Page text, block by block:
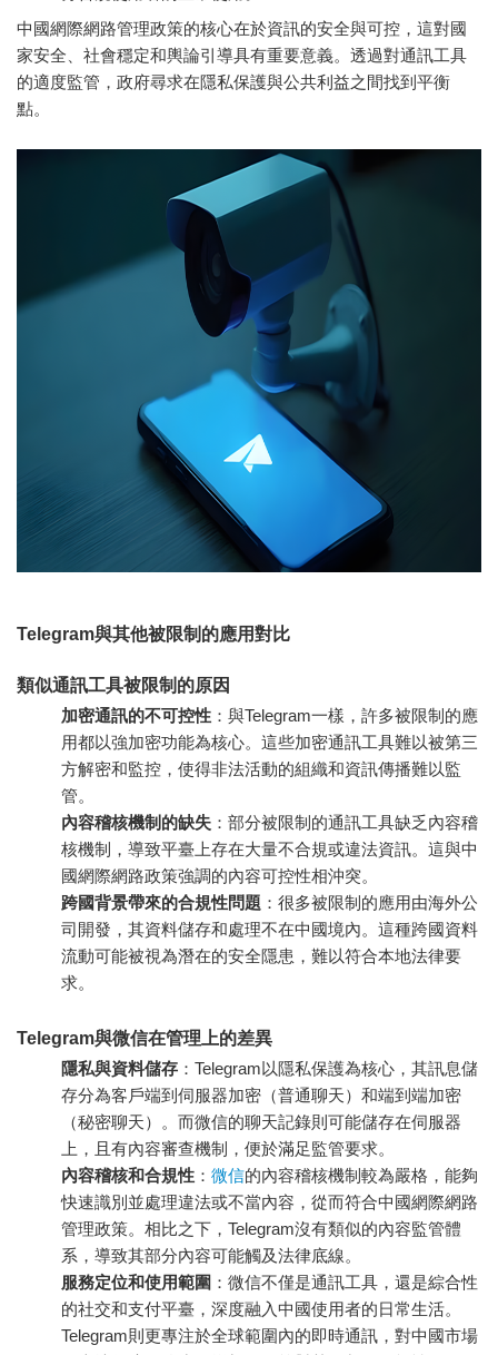
中國網際網路管理政策的核心在於資訊的安全與可控，這對國
家安全、社會穩定和輿論引導具有重要意義。透過對通訊工具
的適度監管，政府尋求在隱私保護與公共利益之間找到平衡
點。
Telegram與其他被限制的應用對比
類似通訊工具被限制的原因
加密通訊的不可控性 ：與Telegram一樣，許多被限制的應
用都以強加密功能為核心。這些加密通訊工具難以被第三
方解密和監控，使得非法活動的組織和資訊傳播難以監
管。
內容稽核機制的缺失 ：部分被限制的通訊工具缺乏內容稽
核機制，導致平臺上存在大量不合規或違法資訊。這與中
國網際網路政策強調的內容可控性相沖突。
跨國背景帶來的合規性問題 ：很多被限制的應用由海外公
司開發，其資料儲存和處理不在中國境內。這種跨國資料
流動可能被視為潛在的安全隱患，難以符合本地法律要
求。
Telegram與微信在管理上的差異
隱私與資料儲存 ：Telegram以隱私保護為核心，其訊息儲
存分為客戶端到伺服器加密（普通聊天）和端到端加密
（秘密聊天）。而微信的聊天記錄則可能儲存在伺服器
上，且有內容審查機制，便於滿足監管要求。
內容稽核和合規性 ： 微信的內容稽核機制較為嚴格，能夠
快速識別並處理違法或不當內容，從而符合中國網際網路
管理政策。相比之下，Telegram沒有類似的內容監管體
系，導致其部分內容可能觸及法律底線。
服務定位和使用範圍 ：微信不僅是通訊工具，還是綜合性
的社交和支付平臺，深度融入中國使用者的日常生活。
Telegram則更專注於全球範圍內的即時通訊，對中國市場